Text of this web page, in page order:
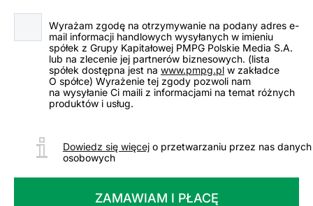
Wyrażam zgodę na otrzymywanie na podany adres e-
mail informacji handlowych wysyłanych w imieniu
spółek z Grupy Kapitałowej PMPG Polskie Media S.A.
lub na zlecenie jej partnerów biznesowych. (lista
spółek dostępna jest na www.pmpg.pl w zakładce
O spółce) Wyrażenie tej zgody pozwoli nam
na wysyłanie Ci maili z informacjami na temat różnych
produktów i usług.
Dowiedz się więcej o przetwarzaniu przez nas danych
osobowych
ZAMAWIAM I PŁACĘ